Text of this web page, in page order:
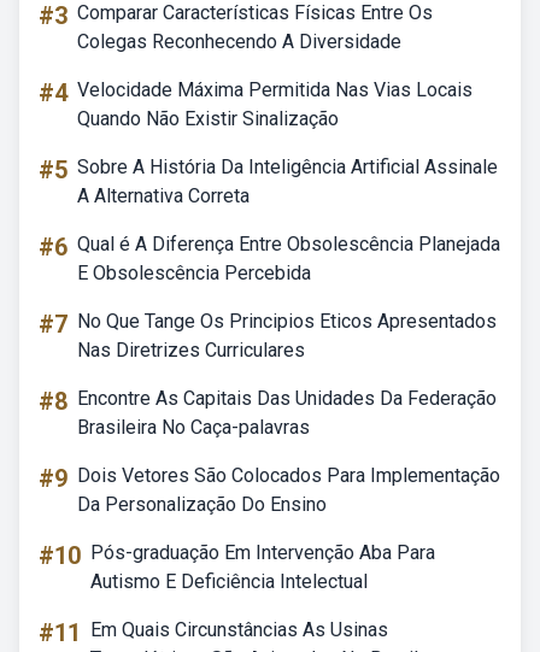
#3 Comparar Características Físicas Entre Os
Colegas Reconhecendo A Diversidade
#4 Velocidade Máxima Permitida Nas Vias Locais
Quando Não Existir Sinalização
#5 Sobre A História Da Inteligência Artificial Assinale
A Alternativa Correta
#6 Qual é A Diferença Entre Obsolescência Planejada
E Obsolescência Percebida
#7 No Que Tange Os Principios Eticos Apresentados
Nas Diretrizes Curriculares
#8 Encontre As Capitais Das Unidades Da Federação
Brasileira No Caça-palavras
#9 Dois Vetores São Colocados Para Implementação
Da Personalização Do Ensino
#10 Pós-graduação Em Intervenção Aba Para
Autismo E Deficiência Intelectual
#11
Em Quais Circunstâncias As Usinas